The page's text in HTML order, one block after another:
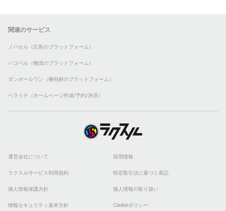
関連のサービス
ノバセル（広告のプラットフォーム）
ハコベル（物流のプラットフォーム）
ダンボールワン（梱包材のプラットフォーム）
ペライチ（ホームページ作成/予約/決済）
運営会社について 採用情報
ラクスルサービス利用規約 特定取引法に基づく表記
個人情報保護方針 個人情報の取り扱い
情報セキュリティ基本方針 Cookieポリシー